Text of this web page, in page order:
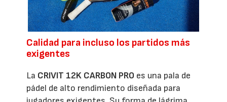
Calidad para incluso los partidos más
exigentes
La CRIVIT 12K CARBON PRO es una pala de
pádel de alto rendimiento diseñada para